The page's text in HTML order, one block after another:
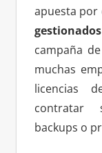
apuesta por
gestionados
campaña
muchas
licencias
contratar
backups o